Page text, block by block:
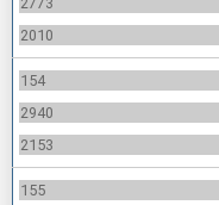
2010
154
2940
2153
155